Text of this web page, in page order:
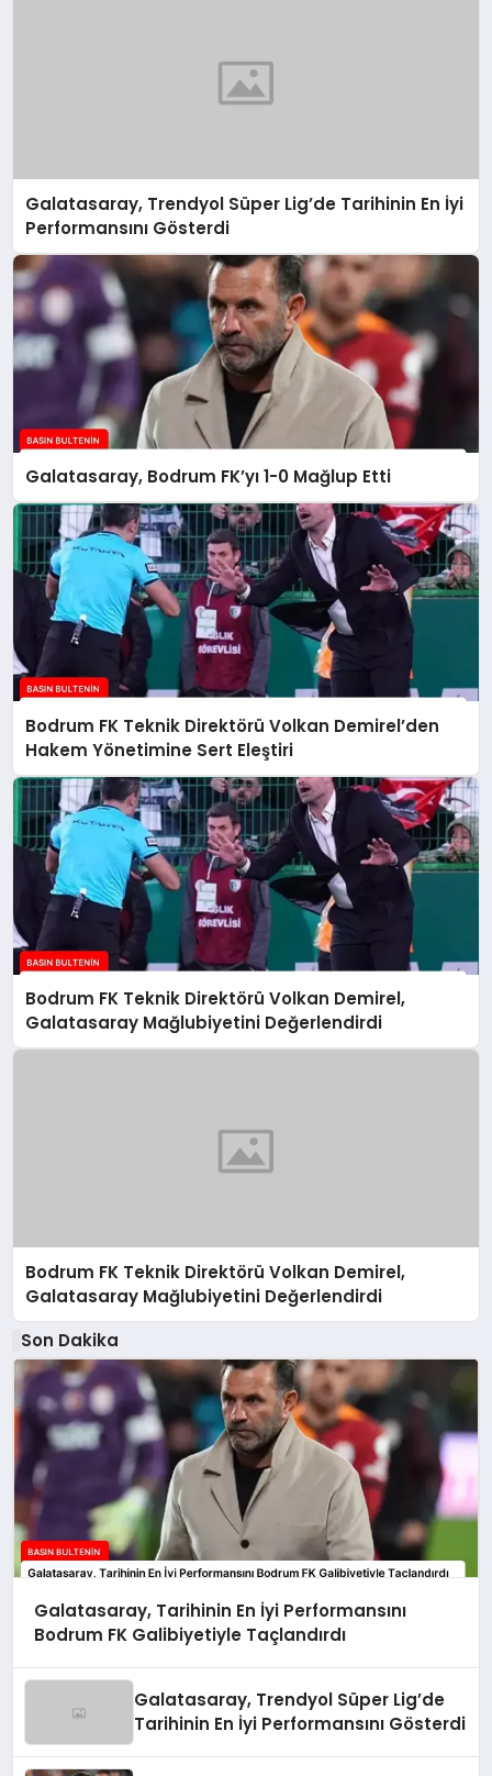
Galatasaray, Trendyol Süper Lig’de Tarihinin En İyi
Performansını Gösterdi
Galatasaray, Bodrum FK’yı 1-0 Mağlup Etti
Bodrum FK Teknik Direktörü Volkan Demirel’den
Hakem Yönetimine Sert Eleştiri
Bodrum FK Teknik Direktörü Volkan Demirel,
Galatasaray Mağlubiyetini Değerlendirdi
Bodrum FK Teknik Direktörü Volkan Demirel,
Galatasaray Mağlubiyetini Değerlendirdi
Son Dakika
Galatasaray, Tarihinin En İyi Performansını
Bodrum FK Galibiyetiyle Taçlandırdı
Galatasaray, Trendyol Süper Lig’de
Tarihinin En İyi Performansını Gösterdi